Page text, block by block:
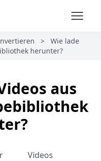
>
Wie lade
herunter?
aus
Videos